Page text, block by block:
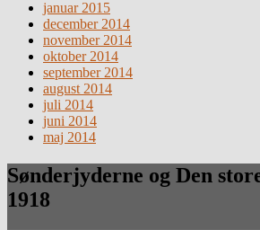
januar 2015
december 2014
november 2014
oktober 2014
september 2014
august 2014
juli 2014
juni 2014
maj 2014
Sønderjyderne og Den
1918